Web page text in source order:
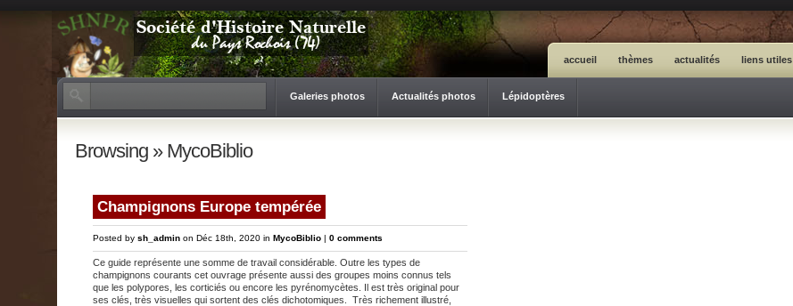
accueil thèmes actualités liens utiles
Galeries photos Actualités photos Lépidoptères
Browsing » MycoBiblio
Champignons Europe tempérée
Posted by sh_admin on Déc 18th, 2020 in MycoBiblio | 0 comments
Ce guide représente une somme de travail considérable. Outre les types de
champignons courants cet ouvrage présente aussi des groupes moins connus tels
que les polypores, les corticiés ou encore les pyrénomycètes. Il est très original pour
ses clés, très visuelles qui sortent des clés dichotomiques. Très richement illustré,